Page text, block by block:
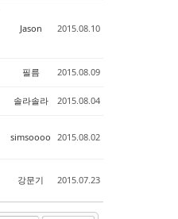
Jason 2015.08.10
필름 2015.08.09
솔라솔라 2015.08.04
simsoooo 2015.08.02
강문기 2015.07.23